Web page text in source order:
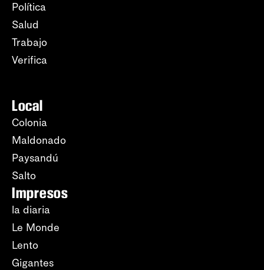
Política
Salud
Trabajo
Verifica
Local
Colonia
Maldonado
Paysandú
Salto
Impresos
la diaria
Le Monde
Lento
Gigantes